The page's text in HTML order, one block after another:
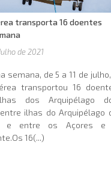
transporta 16 doentes
de 2021
semana, de 5 a 11 de
transportou 16
dos Arquipélago
ilhas do Arquipélago
e entre os Açores e
16(...)